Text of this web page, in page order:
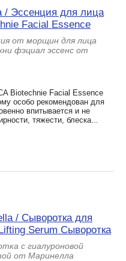
/ Эссенция для лица
Facial Essence
от морщин для лица
фэциал эссенс от
Biotechnie Facial Essence
особо рекомендован для
впитывается и не
тяжести, блеска...
/ Сыворотка для
Serum Сыворотка
с гиалуроновой
от Маринелла